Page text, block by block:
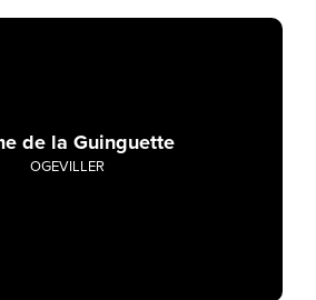
de la Guinguette
OGEVILLER